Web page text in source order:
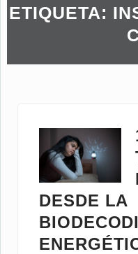
ETIQUETA:
DESDE LA